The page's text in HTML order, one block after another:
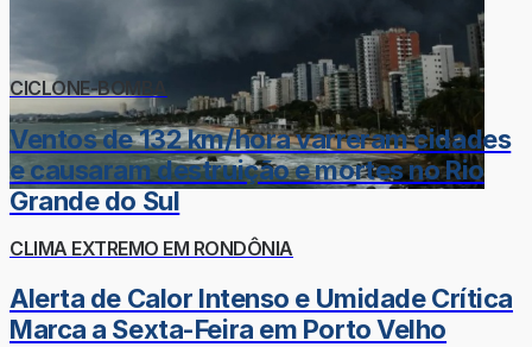
CICLONE-BOMBA
Ventos de 132 km/hora varreram cidades
e causaram destruição e mortes no Rio
Grande do Sul
CLIMA EXTREMO EM RONDÔNIA
Alerta de Calor Intenso e Umidade Crítica
Marca a Sexta-Feira em Porto Velho